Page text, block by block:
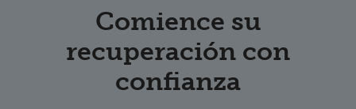
Comience su
recuperación con
confianza